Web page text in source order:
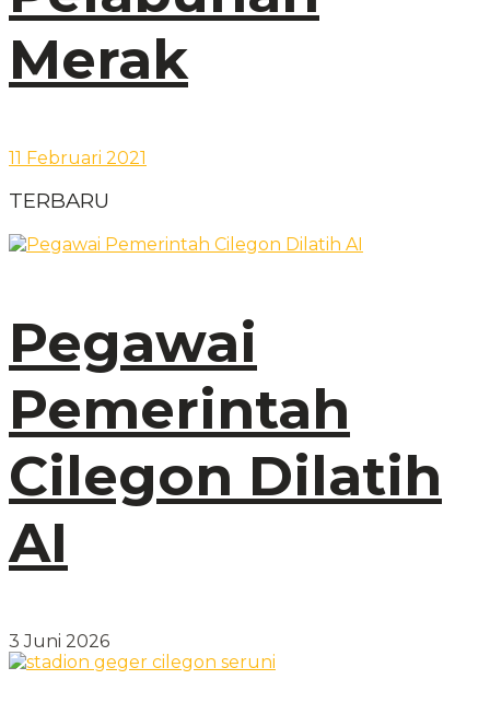
Merak
11 Februari 2021
TERBARU
Pegawai
Pemerintah
Cilegon Dilatih
AI
3 Juni 2026